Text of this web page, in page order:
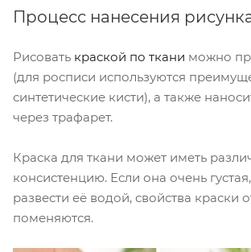
Процесс нанесения
Рисовать краской по ткани можно
(для росписи используются
синтетические кисти), а также
через трафарет.
Краска для ткани может иметь
консистенцию. Если она очень
развести её водой, свойства краски
поменяются.